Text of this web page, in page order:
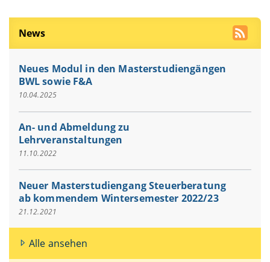
News
Neues Modul in den Masterstudiengängen
BWL sowie F&A
10.04.2025
An- und Abmeldung zu
Lehrveranstaltungen
11.10.2022
Neuer Masterstudiengang Steuerberatung
ab kommendem Wintersemester 2022/23
21.12.2021
Alle ansehen